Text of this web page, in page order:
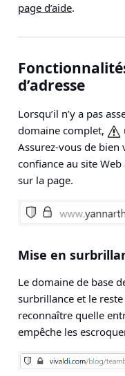
page d’aide.
d’adresse
Lorsqu’il n’y a pas
domaine complet,
Assurez-vous de
confiance au site
sur la page.
Mise en
Le domaine de base
surbrillance et le
reconnaître quelle
empêche les